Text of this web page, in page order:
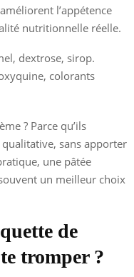
l’appétence
nutritionnelle réelle.
dextrose, sirop.
colorants
? Parce qu’ils
sans apporter
une pâtée
un meilleur choix
de
tromper ?